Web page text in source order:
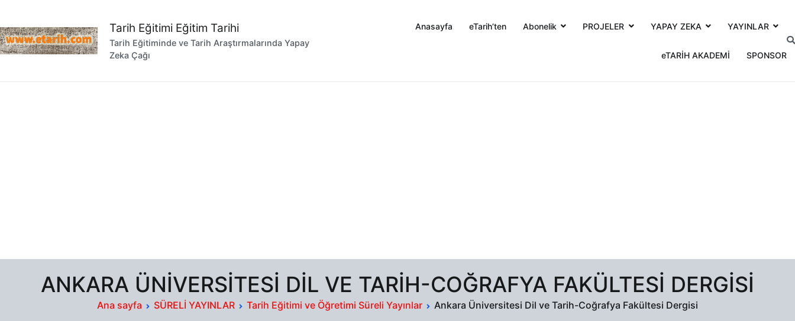
Tarih Eğitimi Eğitim Tarihi
Tarih Eğitiminde ve Tarih Araştırmalarında Yapay
Zeka Çağı
Anasayfa eTarih’ten Abonelik PROJELER YAPAY ZEKA YAYINLAR
eTARİH AKADEMİ SPONSOR
ANKARA ÜNIVERSITESI DIL VE TARIH-COĞRAFYA FAKÜLTESI DERGISI
Ana sayfa SÜRELİ YAYINLAR Tarih Eğitimi ve Öğretimi Süreli Yayınlar Ankara Üniversitesi Dil ve Tarih-Coğrafya Fakültesi Dergisi